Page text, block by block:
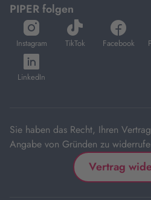
PIPER folgen
Instagram
öffnet
in
neuem
Tab
TikTok
öffnet
in
Facebook
öffnet
in
LinkedIn
öffnet
in
Sie haben das Recht, Ihren
Angabe von Gründen zu
Vertrag